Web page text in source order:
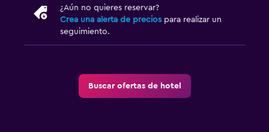
¿Aún no quieres reservar?
Crea una alerta de precios para realizar un
seguimiento.
Buscar ofertas de hotel